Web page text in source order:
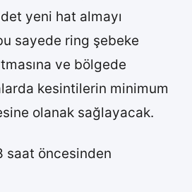
yeni hat almayı
sayede ring şebeke
ve bölgede
kesintilerin minimum
olanak sağlayacak.
saat öncesinden